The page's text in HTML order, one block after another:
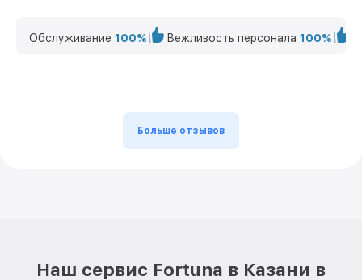
Обслуживание 100% Вежливость персонала 100%
Больше отзывов
Наш сервис Fortuna в Казани в